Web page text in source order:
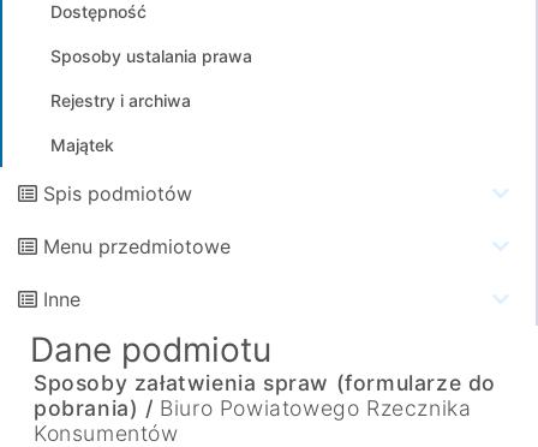
Dostępność
Sposoby ustalania prawa
Rejestry i archiwa
Majątek
Spis podmiotów
Menu przedmiotowe
Inne
Dane podmiotu
Sposoby załatwienia spraw (formularze do
pobrania) / Biuro Powiatowego Rzecznika
Konsumentów